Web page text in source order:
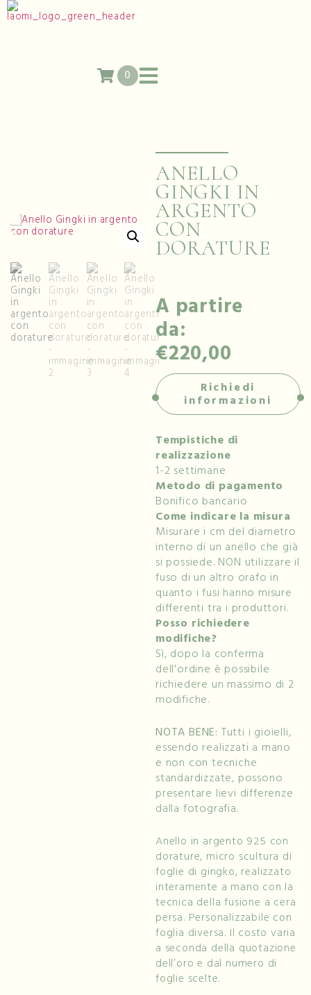
0
ANELLO
GINGKI IN
ARGENTO
CON
DORATURE
A partire
da:
€220,00
Richiedi
informazioni
Tempistiche di
realizzazione
1-2 settimane
Metodo di pagamento
Bonifico bancario
Come indicare la misura
Misurare i cm del diametro
interno di un anello che già
si possiede. NON utilizzare il
fuso di un altro orafo in
quanto i fusi hanno misure
differenti tra i produttori.
Posso richiedere
modifiche?
Sì, dopo la conferma
dell'ordine è possibile
richiedere un massimo di 2
modifiche.
NOTA BENE: Tutti i gioielli,
essendo realizzati a mano
e non con tecniche
standardizzate, possono
presentare lievi differenze
dalla fotografia.
Anello in argento 925 con
dorature, micro scultura di
foglie di gingko, realizzato
interamente a mano con la
tecnica della fusione a cera
persa. Personalizzabile con
foglia diversa. Il costo varia
a seconda della quotazione
dell’oro e dal numero di
foglie scelte.